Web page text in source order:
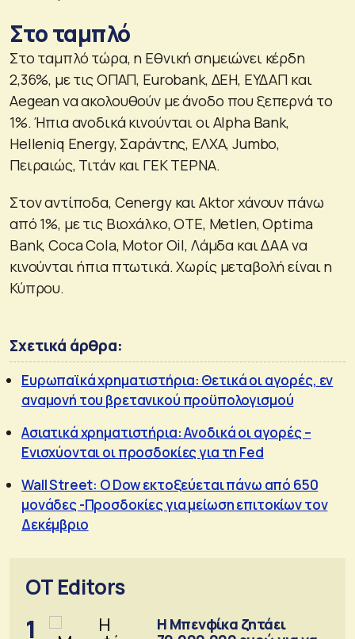
Στο ταμπλό
Στο ταμπλό τώρα, η Εθνική σημειώνει κέρδη
2,36%, με τις ΟΠΑΠ, Eurobank, ΔΕΗ, ΕΥΔΑΠ και
Aegean να ακολουθούν με άνοδο που ξεπερνά το
1%. Ήπια ανοδικά κινούνται οι Alpha Bank,
Helleniq Energy, Σαράντης, ΕΛΧΑ, Jumbo,
Πειραιώς, Τιτάν και ΓΕΚ ΤΕΡΝΑ.
Στον αντίποδα, Cenergy και Aktor χάνουν πάνω
από 1%, με τις Βιοχάλκο, ΟΤΕ, Metlen, Optima
Bank, Coca Cola, Motor Oil, Λάμδα και ΔΑΑ να
κινούνται ήπια πτωτικά. Χωρίς μεταβολή είναι η
Κύπρου.
Σχετικά άρθρα:
Ευρωπαϊκά χρηματιστήρια: Θετικά οι αγορές, εν
αναμονή του βρετανικού προϋπολογισμού
Ασιατικά χρηματιστήρια: Ανοδικά οι αγορές –
Ενισχύονται οι προσδοκίες για τη Fed
Wall Street: Ο Dow εκτοξεύεται πάνω από 650
μονάδες -Προσδοκίες για μείωση επιτοκίων τον
Δεκέμβριο
OT Editors
1
Η Μπενφίκα ζητάει